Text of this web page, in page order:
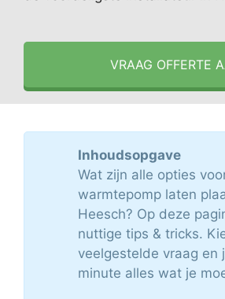
VRAAG OFFERTE
Inhoudsopgave
Wat zijn alle opties
warmtepomp laten
Heesch? Op deze
nuttige tips & tricks.
veelgestelde vraag en
minute alles wat je